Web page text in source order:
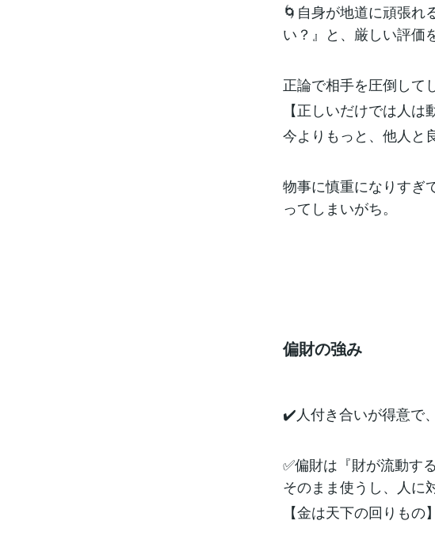
🌀自身が地道に頑張れ
い？』と、厳しい評価
正論で相手を圧倒して
【正しいだけでは人
今よりもっと、他人と
物事に慎重になりすぎ
ってしまいがち。
偏財の強み
✔️人付き合いが得意で
✅偏財は『財が流動す
そのまま使うし、人に
【金は天下の回りもの